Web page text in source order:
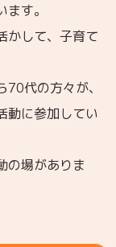
す。
かして、子育て
代の方々が、
動に参加してい
の場がありま